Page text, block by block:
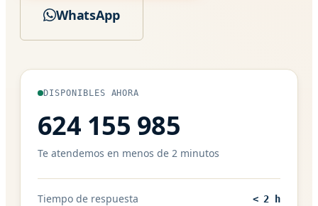
WhatsApp
DISPONIBLES AHORA
624 155 985
Te atendemos en menos de 2 minutos
Tiempo de respuesta < 2 h